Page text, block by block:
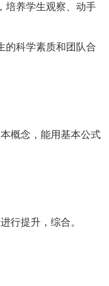
培养学生观察、动手
的科学素质和团队合
概念，能用基本公式
行提升，综合。